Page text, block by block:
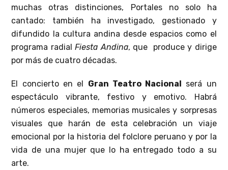
muchas otras distinciones, Portales no solo ha
cantado: también ha investigado, gestionado y
difundido la cultura andina desde espacios como el
programa radialFiesta Andina, que produce y dirige
por más de cuatro décadas.
El concierto en el Gran Teatro Nacional
será un
espectáculo vibrante, festivo y emotivo. Habrá
números especiales, memorias musicales y sorpresas
visuales que harán de esta celebración un viaje
emocional por la historia del folclore peruano y por la
vida de una mujer que lo ha entregado todo a su
arte.